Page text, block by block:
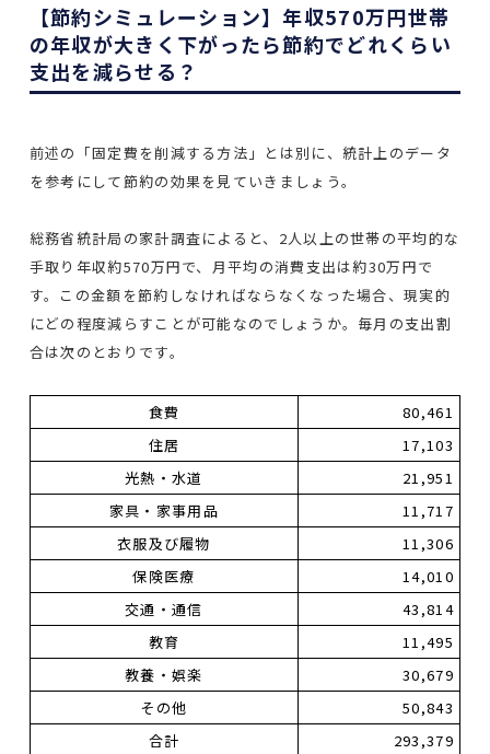
【節約シミュレーション】年収570万円世帯
の年収が大きく下がったら節約でどれくらい
支出を減らせる？
前述の「固定費を削減する方法」とは別に、統計上のデータ
を参考にして節約の効果を見ていきましょう。
総務省統計局の家計調査によると、2人以上の世帯の平均的な
手取り年収約570万円で、月平均の消費支出は約30万円で
す。この金額を節約しなければならなくなった場合、現実的
にどの程度減らすことが可能なのでしょうか。毎月の支出割
合は次のとおりです。
食費
80,461
住居
17,103
光熱・水道
21,951
家具・家事用品
11,717
衣服及び履物
11,306
保険医療
14,010
交通・通信
43,814
教育
11,495
教養・娯楽
30,679
その他
50,843
合計
293,379